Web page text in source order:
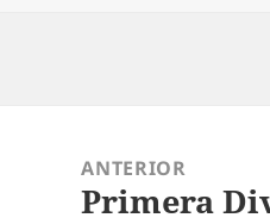
entradas
ANTERIOR
Entrada
Primera